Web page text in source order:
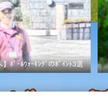
ﾎﾟｰﾙｳｫｰｷﾝｸﾞのﾎﾟｲﾝﾄ3選